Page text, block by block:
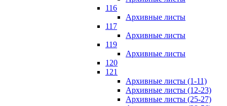
116
Архивные листы
117
Архивные листы
119
Архивные листы
120
121
Архивные листы (1-11)
Архивные листы (12-23)
Архивные листы (25-27)